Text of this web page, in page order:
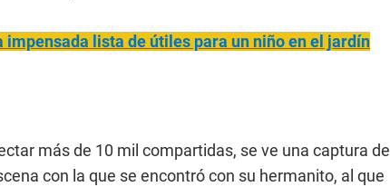
impensada lista de útiles para un niño en el jardín
más de 10 mil compartidas, se ve una captura de
con la que se encontró con su hermanito, al que